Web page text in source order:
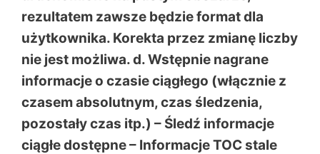
rezultatem zawsze będzie format dla
użytkownika. Korekta przez zmianę liczby
nie jest możliwa. d. Wstępnie nagrane
informacje o czasie ciągłego (włącznie z
czasem absolutnym, czas śledzenia,
pozostały czas itp.) – Śledź informacje
ciągłe dostępne – Informacje TOC stale